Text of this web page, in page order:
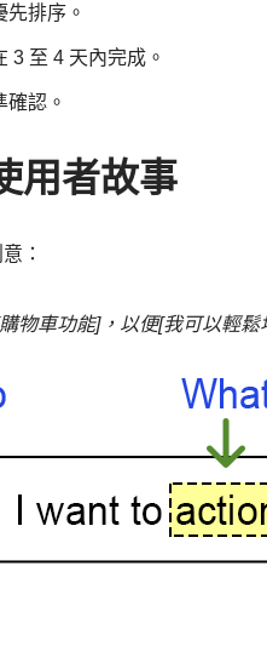
排序。
3 至 4 天內完成。
認。
用者故事
：
物車功能]，以便[我可以輕鬆